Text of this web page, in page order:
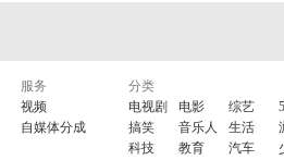
服务
视频
自媒体分成
分类
电视剧
电影 综艺
搞笑
音乐人 生活
科技
教育 汽车